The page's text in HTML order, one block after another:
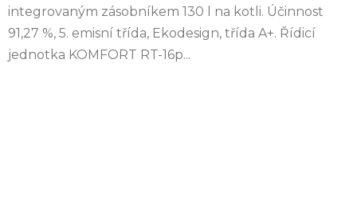
integrovaným zásobníkem 130 l na kotli. Účinnost
91,27 %, 5. emisní třída, Ekodesign, třída A+. Řídicí
jednotka KOMFORT RT-16p...